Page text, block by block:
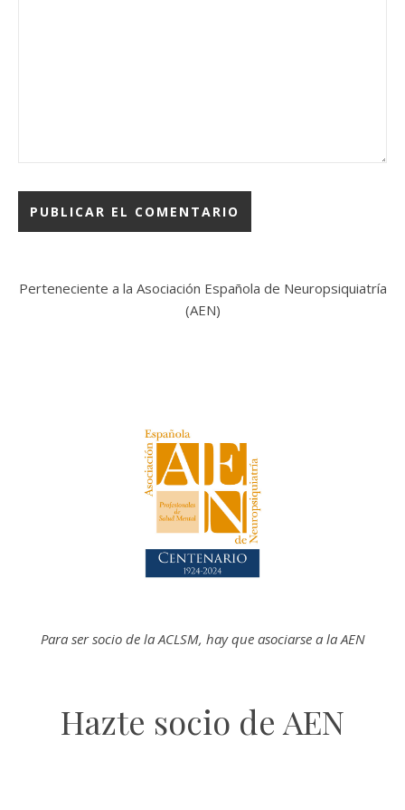
Perteneciente a la Asociación Española de Neuropsiquiatría
(AEN)
Para ser socio de laACLSM, hay que asociarse a la AEN
Hazte socio de AEN